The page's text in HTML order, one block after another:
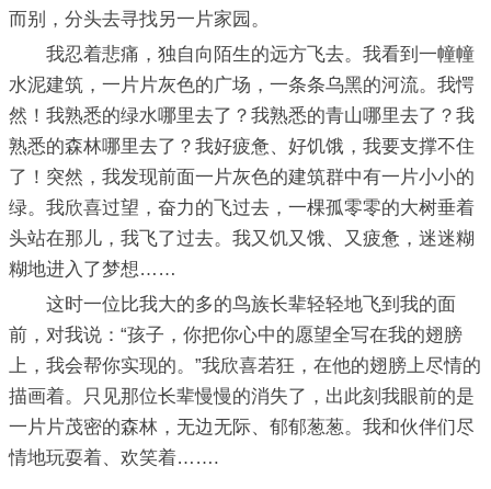
而别，分头去寻找另一片家园。
我忍着悲痛，独自向陌生的远方飞去。我看到一幢幢
水泥建筑，一片片灰色的广场，一条条乌黑的河流。我愕
然！我熟悉的绿水哪里去了？我熟悉的青山哪里去了？我
熟悉的森林哪里去了？我好疲惫、好饥饿，我要支撑不住
了！突然，我发现前面一片灰色的建筑群中有一片小小的
绿。我欣喜过望，奋力的飞过去，一棵孤零零的大树垂着
头站在那儿，我飞了过去。我又饥又饿、又疲惫，迷迷糊
糊地进入了梦想……
这时一位比我大的多的鸟族长辈轻轻地飞到我的面
前，对我说：“孩子，你把你心中的愿望全写在我的翅膀
上，我会帮你实现的。”我欣喜若狂，在他的翅膀上尽情的
描画着。只见那位长辈慢慢的消失了，出此刻我眼前的是
一片片茂密的森林，无边无际、郁郁葱葱。我和伙伴们尽
情地玩耍着、欢笑着…….